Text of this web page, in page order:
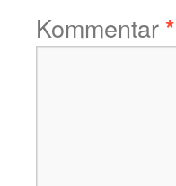
Kommentar*